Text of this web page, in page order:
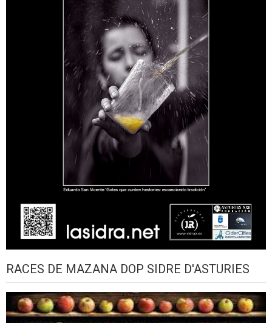
RACES DE MAZANA DOP SIDRE D'ASTURIES